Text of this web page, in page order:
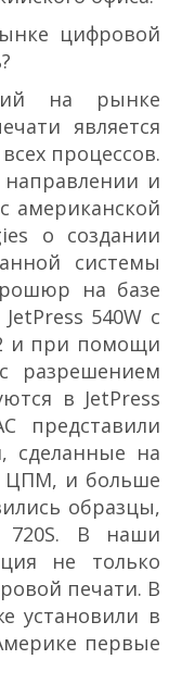
цифровой
на рынке
является
процессов.
и
американской
о создании
системы
на базе
540W с
и при помощи
разрешением
в JetPress
представили
сделанные на
ЦПМ, и больше
образцы,
720S. В наши
не только
печати. В
установили в
первые